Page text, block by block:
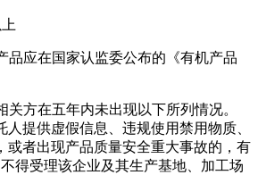
品应在国家认监委公布的《有机产品
关方在五年内未出现以下所列情况。
人提供虚假信息、违规使用禁用物质、
或者出现产品质量安全重大事故的，有
得受理该企业及其生产基地、加工场